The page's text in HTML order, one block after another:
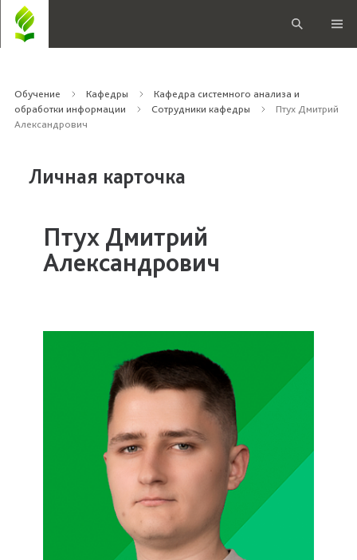
Обучение Кафедры
Кафедра системного анализа и
обработки информации
Сотрудники кафедры
Птух Дмитрий
Александрович
Личная карточка
Птух Дмитрий
Александрович